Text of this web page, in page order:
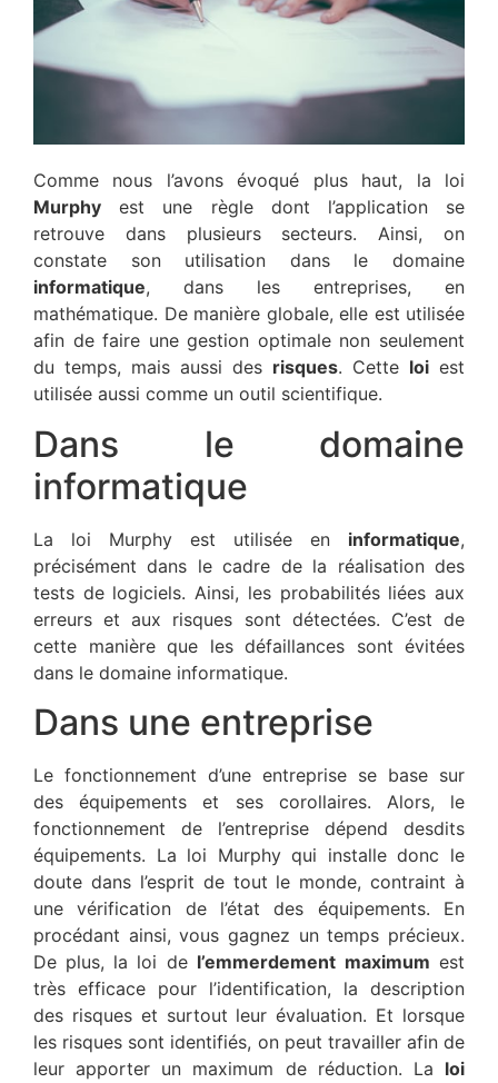
Comme nous l’avons évoqué plus haut, la loi
Murphy est une règle dont l’application se
retrouve dans plusieurs secteurs. Ainsi, on
constate son utilisation dans le domaine
informatique, dans les entreprises, en
mathématique. De manière globale, elle est utilisée
afin de faire une gestion optimale non seulement
du temps, mais aussi des risques. Cette loi est
utilisée aussi comme un outil scientifique.
Dans le domaine
informatique
La loi Murphy est utilisée en informatique,
précisément dans le cadre de la réalisation des
tests de logiciels. Ainsi, les probabilités liées aux
erreurs et aux risques sont détectées. C’est de
cette manière que les défaillances sont évitées
dans le domaine informatique.
Dans une entreprise
Le fonctionnement d’une entreprise se base sur
des équipements et ses corollaires. Alors, le
fonctionnement de l’entreprise dépend desdits
équipements. La loi Murphy qui installe donc le
doute dans l’esprit de tout le monde, contraint à
une vérification de l’état des équipements. En
procédant ainsi, vous gagnez un temps précieux.
De plus, la loi de l’emmerdement maximum est
très efficace pour l’identification, la description
des risques et surtout leur évaluation. Et lorsque
les risques sont identifiés, on peut travailler afin de
leur apporter un maximum de réduction. La loi